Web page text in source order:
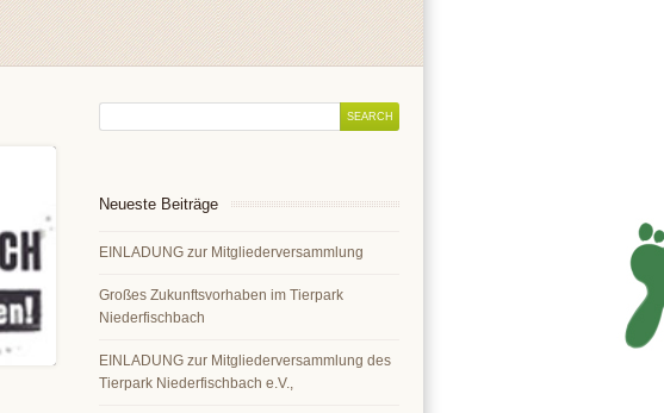
Neueste Beiträge
EINLADUNG zur Mitgliederversammlung
Großes Zukunftsvorhaben im Tierpark
Niederfischbach
EINLADUNG zur Mitgliederversammlung des
Tierpark Niederfischbach e.V.,